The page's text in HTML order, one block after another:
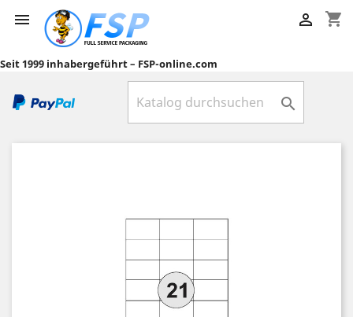
 shopping_cart

Seit 1999 inhabergeführt – FSP-online.com
